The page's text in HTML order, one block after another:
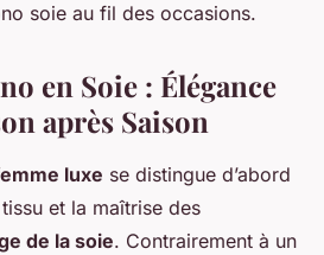
soie au fil des occasions.
en Soie : Élégance
après Saison
luxe se distingue d’abord
et la maîtrise des
de la soie. Contrairement à un